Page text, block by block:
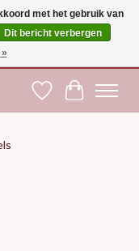
EU | Voor 17:00 besteld is
|
Verlanglijst
met het gebruik van
Dit bericht verbergen